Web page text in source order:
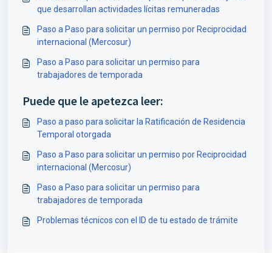
que desarrollan actividades lícitas remuneradas
Paso a Paso para solicitar un permiso por Reciprocidad
internacional (Mercosur)
Paso a Paso para solicitar un permiso para
trabajadores de temporada
Puede que le apetezca leer:
Paso a paso para solicitar la Ratificación de Residencia
Temporal otorgada
Paso a Paso para solicitar un permiso por Reciprocidad
internacional (Mercosur)
Paso a Paso para solicitar un permiso para
trabajadores de temporada
Problemas técnicos con el ID de tu estado de trámite